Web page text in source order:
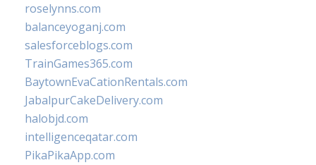
roselynns.com
balanceyoganj.com
salesforceblogs.com
TrainGames365.com
BaytownEvaCationRentals.com
JabalpurCakeDelivery.com
halobjd.com
intelligenceqatar.com
PikaPikaApp.com